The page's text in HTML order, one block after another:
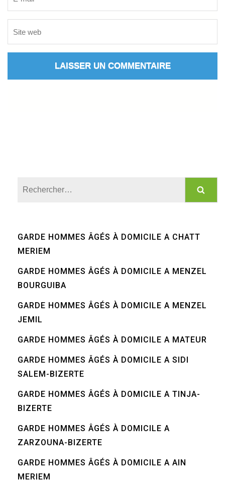
GARDE HOMMES ÂGÉS À DOMICILE A CHATT
MERIEM
GARDE HOMMES ÂGÉS À DOMICILE A MENZEL
BOURGUIBA
GARDE HOMMES ÂGÉS À DOMICILE A MENZEL
JEMIL
GARDE HOMMES ÂGÉS À DOMICILE A MATEUR
GARDE HOMMES ÂGÉS À DOMICILE A SIDI
SALEM-BIZERTE
GARDE HOMMES ÂGÉS À DOMICILE A TINJA-
BIZERTE
GARDE HOMMES ÂGÉS À DOMICILE A
ZARZOUNA-BIZERTE
GARDE HOMMES ÂGÉS À DOMICILE A AIN
MERIEM